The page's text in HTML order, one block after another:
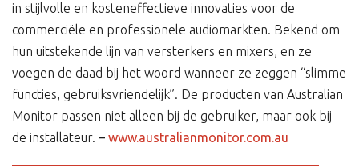
in stijlvolle en kosteneffectieve innovaties voor de
commerciële en professionele audiomarkten. Bekend om
hun uitstekende lijn van versterkers en mixers, en ze
voegen de daad bij het woord wanneer ze zeggen “slimme
functies, gebruiksvriendelijk”. De producten van Australian
Monitor passen niet alleen bij de gebruiker, maar ook bij
de installateur. – www.australianmonitor.com.au